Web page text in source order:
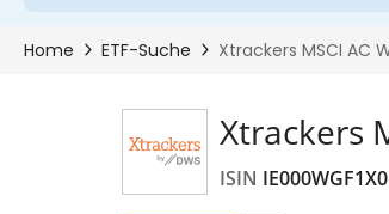
Xtrackers
ISIN